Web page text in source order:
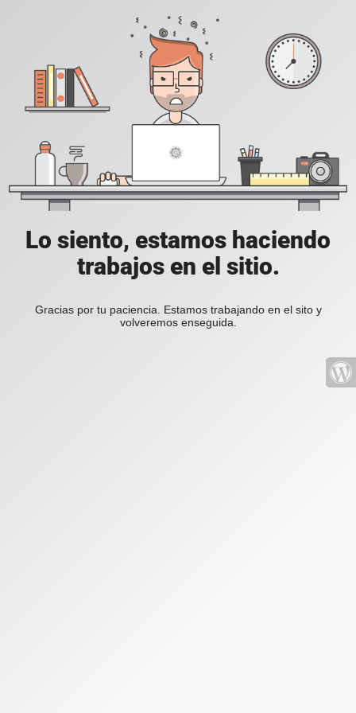
Lo siento, estamos haciendo
trabajos en el sitio.
Gracias por tu paciencia. Estamos trabajando en el sito y
volveremos enseguida.